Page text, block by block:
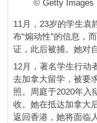
© Getty Images
11月，23岁的学生袁
布“煽动性”的信息，
证，此后被捕。她对
12月，著名学生行动
去加拿大留学，被要
照。周庭于2020年入
收。她在抵达加拿大
返回香港，她将面临